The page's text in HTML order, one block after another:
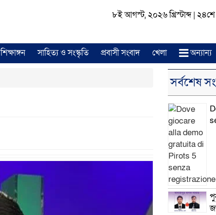
৮ই আগস্ট, ২০২৬ খ্রিস্টাব্দ| ২৪শে
শিক্ষাঙ্গন সাহিত্য ও সংস্কৃতি প্রবাসী সংবাদ খেলা অন্যান্য
সর্বশেষ